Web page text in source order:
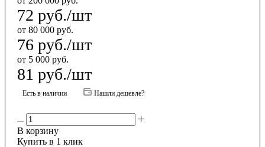
72 руб./шт
от 80 000 руб.
76 руб./шт
от 5 000 руб.
81 руб./шт
Есть в наличии Нашли дешевле?
В корзину
Купить в 1 клик